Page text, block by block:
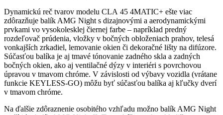
Dynamickú reč tvarov modelu CLA 45 4MATIC+ ešte viac
zdôrazňuje balík AMG Night s dizajnovými a aerodynamickými
prvkami vo vysokolesklej čiernej farbe – napríklad predný
rozdeľovač prúdenia, vložky v bočných obloženiach prahov, telesá
vonkajších zrkadiel, lemovanie okien či dekoračné lišty na difúzore.
Súčasťou balíka je aj tmavé tónovanie zadného skla a zadných
bočných okien, ako aj ventilačné dýzy v interiéri s povrchovou
úpravou v tmavom chróme. V závislosti od výbavy vozidla (vrátane
funkcie KEYLESS-GO) môžu byť súčasťou balíka aj kľučky dverí
v tmavom chróme.
Na ďalšie zdôraznenie osobitého vzhľadu možno balík AMG Night